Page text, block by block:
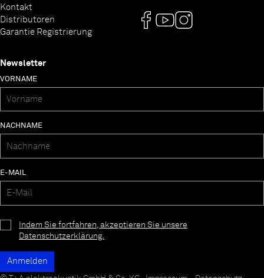
Kontakt
Distributoren
Garantie Registrierung
Newsletter
VORNAME
NACHNAME
E-MAIL
Indem Sie fortfahren, akzeptieren Sie unsere
Datenschutzerklärung.